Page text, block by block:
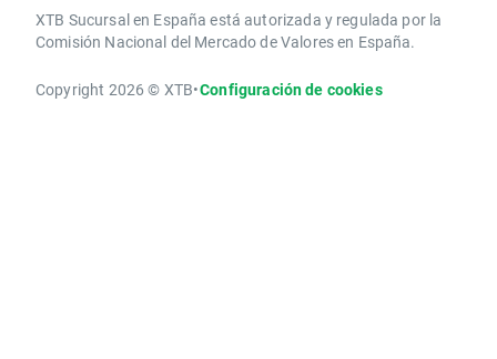
XTB Sucursal en España está autorizada y regulada por la
Comisión Nacional del Mercado de Valores en España.
Copyright 2026 © XTB•Configuración de cookies